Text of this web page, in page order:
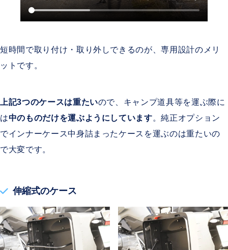
短時間で取り付け・取り外しできるのが、専用設計のメリ
ットです。
上記3つのケースは重たいので、キャンプ道具等を運ぶ際に
は中のものだけを運ぶようにしています。純正オプション
でインナーケース中身詰まったケースを運ぶのは重たいの
で大変です。
伸縮式のケース